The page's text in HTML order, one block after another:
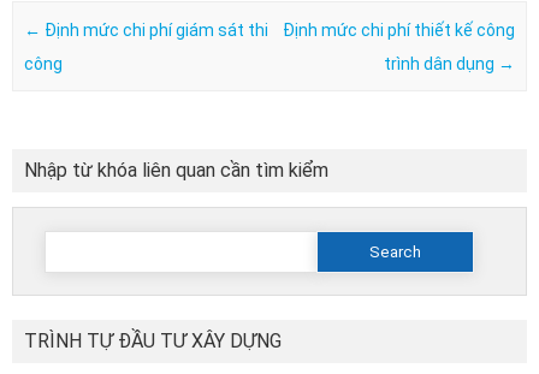
Post navigation
← Định mức chi phí giám sát thi
công
Định mức chi phí thiết kế công
trình dân dụng →
Nhập từ khóa liên quan cần tìm kiểm
Search
TRÌNH TỰ ĐẦU TƯ XÂY DỰNG